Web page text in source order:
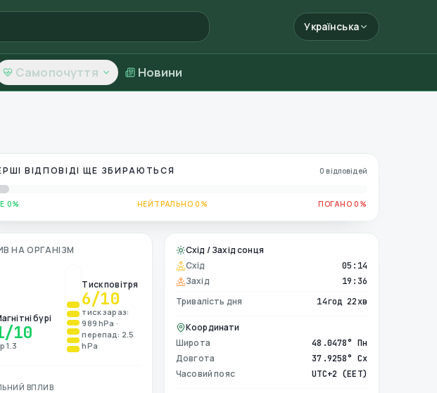
Українська
Самопочуття Новини
ВІДПОВІДІ ЩЕ ЗБИРАЮТЬСЯ 0 відповідей
0% НЕЙТРАЛЬНО 0% ПОГАНО 0%
НА ОРГАНІЗМ
бурі
/10
1.3
Тиск повітря
6/10
тиск зараз:
989 hPa ·
перепад: 2.5
hPa
ВПЛИВ
Схід / Захід сонця
Схід
05:14
Захід 19:36
Тривалість дня 14год 22хв
Координати
Широта
48.0478° Пн
Довгота 37.9258° Сх
Часовий пояс UTC+2 (EET)